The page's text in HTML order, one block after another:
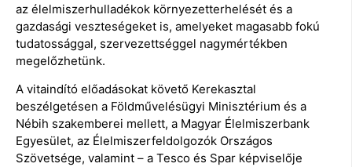
az élelmiszerhulladékok környezetterhelését és a
gazdasági veszteségeket is, amelyeket magasabb fokú
tudatossággal, szervezettséggel nagymértékben
megelőzhetünk.
A vitaindító előadásokat követő Kerekasztal
beszélgetésen a Földművelésügyi Minisztérium és a
Nébih szakemberei mellett, a Magyar Élelmiszerbank
Egyesület, az Élelmiszerfeldolgozók Országos
Szövetsége, valamint – a Tesco és Spar képviselője